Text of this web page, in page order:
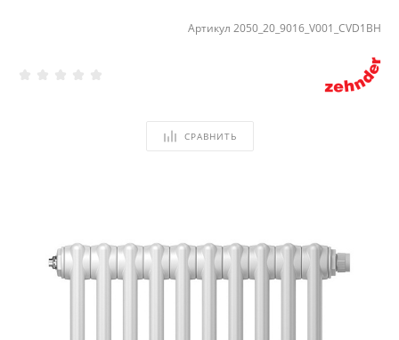
Артикул 2050_20_9016_V001_CVD1BH
СРАВНИТЬ